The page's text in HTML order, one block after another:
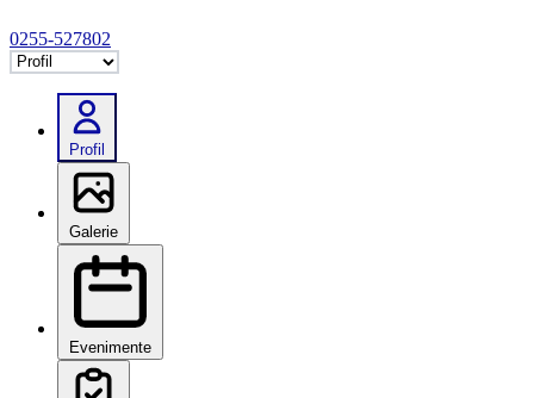
0255-527802
Selectează tab
Profil
Galerie
Evenimente